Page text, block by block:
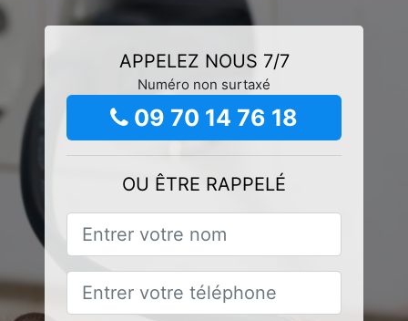
APPELEZ NOUS 7/7
Numéro non surtaxé
09 70 14 76 18
OU ÊTRE RAPPELÉ